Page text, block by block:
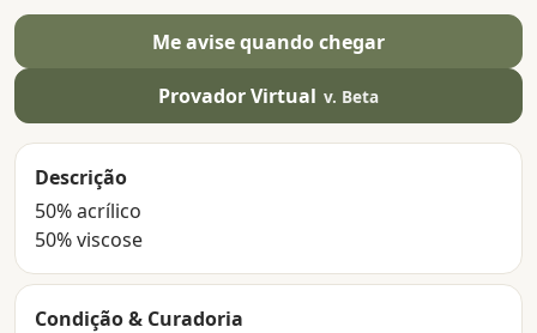
Me avise quando chegar
Provador Virtual v. Beta
Descrição
50% acrílico
50% viscose
Condição & Curadoria